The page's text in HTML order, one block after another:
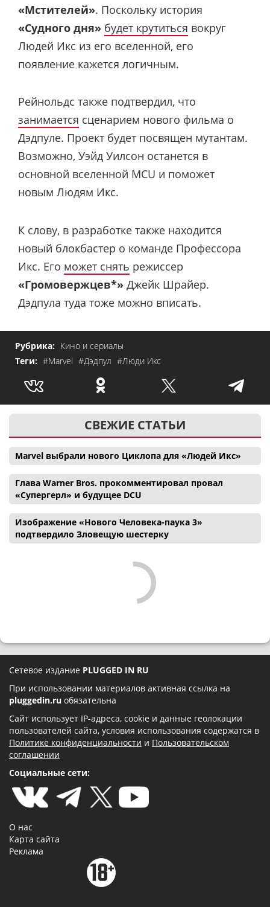
«Мстителей». Поскольку история
«Судного дня» будет крутиться вокруг
Людей Икс из его вселенной, его
появление кажется логичным.
Рейнольдс также подтвердил, что
занимается сценарием нового фильма о
Дэдпуле. Проект будет посвящен мутантам.
Возможно, Уэйд Уилсон останется в
основной вселенной MCU и поможет
новым Людям Икс.
К слову, в разработке также находится
новый блокбастер о команде Профессора
Икс. Его может снять режиссер
«Громовержцев*» Джейк Шрайер.
Дэдпула туда тоже можно вписать.
Рубрика: Кино и сериалы
Теги: #Marvel #Дэдпул #Люди Икс
СВЕЖИЕ СТАТЬИ
Marvel выбрали нового Циклопа для «Людей Икс»
Глава Warner Bros. прокомментировал провал
«Супергерл» и будущее DCU
Изображение «Нового Человека-паука 3»
подтвердило Зловещую шестерку
Сетевое издание PLUGGED IN RU
При использовании материалов активная ссылка на
pluggedin.ru обязательна
Сайт использует IP-адреса, cookie и данные геолокации
пользователей сайта, условия использования содержатся в
Политике конфиденциальности и Пользовательском
соглашении
Социальные сети:
О нас
Карта сайта
Реклама